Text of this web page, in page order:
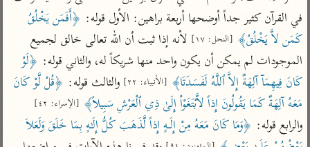
اشترك لتصلك أخبار مشاريعنا
اشترك
راسلنا • تليجرام •تويتر
تعليمات •عن الباحث القرآني
في القرآن كثير جداً أوضحها أربعة براهين: الأول قوله:
كَمَن لاَّ يَخْلُقُ﴾ [النحل: ١٧]
الموجودات لم يمكن أن يكون واحد منها شريكاً له، والثاني قوله:
﴿لَوْ
كَانَ فِيهِمَآ آلِهَةٌ إِلاَّ ٱللَّهُ لَفَسَدَتَا﴾ [الأنبياء: ٢٢] والثالث قوله:
مَعَهُ آلِهَةٌ كَمَا يَقُولُونَ إِذاً لاَّبْتَغَوْاْ إِلَىٰ ذِي ٱلْعَرْشِ سَبِيلاً﴾ [الإسراء: ٤٢]
والرابع قوله:
﴿وَمَا كَانَ مَعَهُ مِنْ إِلَـهٍ إِذاً لَّذَهَبَ كُلُّ إِلَـٰهٍ بِمَا خَلَقَ وَلَعَلاَ